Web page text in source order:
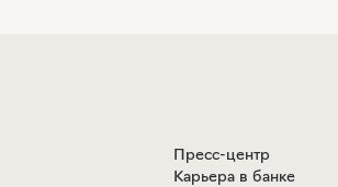
Пресс-центр
Карьера в банке